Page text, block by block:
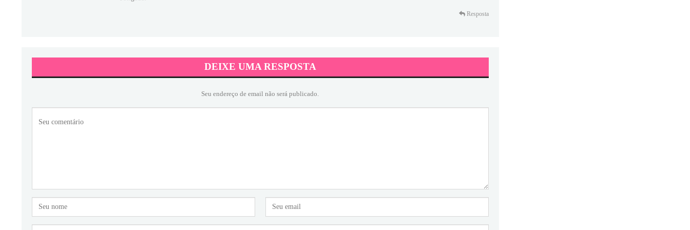
Resposta
DEIXE UMA RESPOSTA
Seu endereço de email não será publicado.